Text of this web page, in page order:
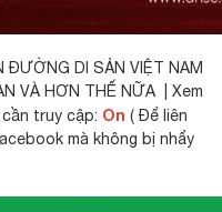
ĐƯỜNG DI SẢN VIỆT NAM
VÀ HƠN THẾ NỮA | Xem
truy cập: On ( Để liên
mà không bị nhẩy